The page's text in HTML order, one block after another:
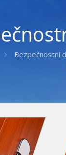
Bezpečnostní